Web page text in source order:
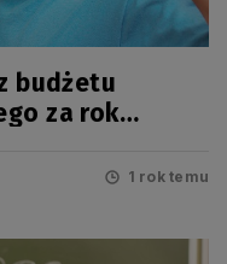
budżetu
za rok
1 rok temu